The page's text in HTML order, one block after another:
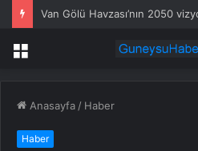
Van Gölü Havzası’nın 2050
Menü
Anasayfa / Haber
Haber